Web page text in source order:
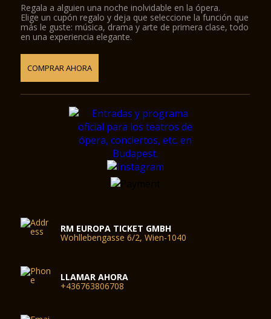
Regala a alguien una noche inolvidable en la ópera.
Elige un cupón regalo y deja que seleccione la función que
más le guste: música, drama y arte de primera clase, todo
en una experiencia elegante.
COMPRAR AHORA
RM EUROPA TICKET GMBH
Wohllebengasse 6/2, Wien-1040
LLAMAR AHORA
+436763806708